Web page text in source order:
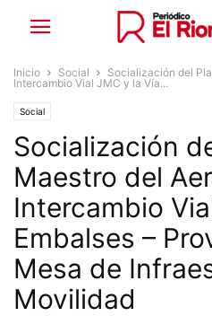
Inicio Social
Socialización del
Intercambio Vial JMC y la Vía...
Social
Socialización
Maestro del
Intercambio
Embalses –
Mesa de
Movilidad